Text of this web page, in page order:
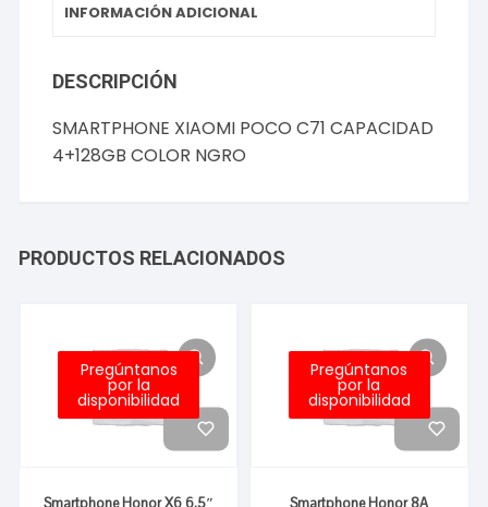
INFORMACIÓN ADICIONAL
DESCRIPCIÓN
SMARTPHONE XIAOMI POCO C71 CAPACIDAD
4+128GB COLOR NGRO
PRODUCTOS RELACIONADOS
Pregúntanos
por la
disponibilidad
Smartphone Honor X6 6.5″
Pregúntanos
por la
disponibilidad
Smartphone Honor 8A